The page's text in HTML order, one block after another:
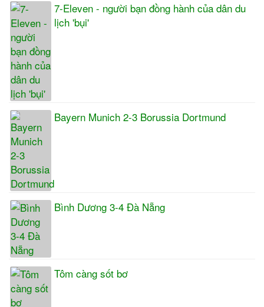
7-Eleven - người bạn đồng hành của dân du
lịch 'bụi'
Bayern Munich 2-3 Borussia Dortmund
Bình Dương 3-4 Đà Nẵng
Tôm càng sốt bơ